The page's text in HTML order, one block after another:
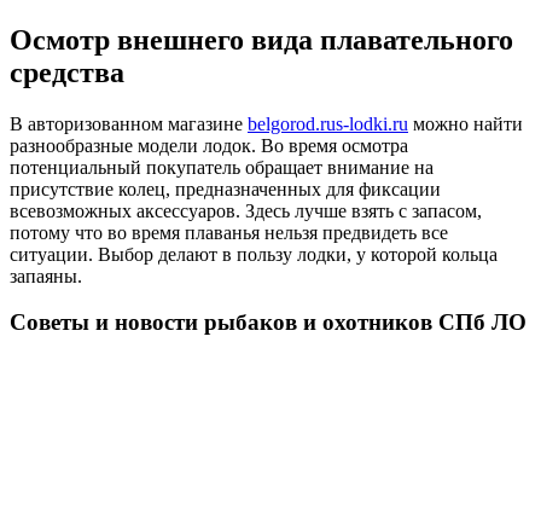
Осмотр внешнего вида плавательного
средства
В авторизованном магазине belgorod.rus-lodki.ru можно найти
разнообразные модели лодок. Во время осмотра
потенциальный покупатель обращает внимание на
присутствие колец, предназначенных для фиксации
всевозможных аксессуаров. Здесь лучше взять с запасом,
потому что во время плаванья нельзя предвидеть все
ситуации. Выбор делают в пользу лодки, у которой кольца
запаяны.
Советы и новости рыбаков и охотников СПб ЛО